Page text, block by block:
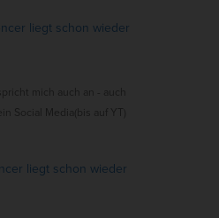
liegt schon wieder
mich auch an - auch
Social Media(bis auf YT)
liegt schon wieder